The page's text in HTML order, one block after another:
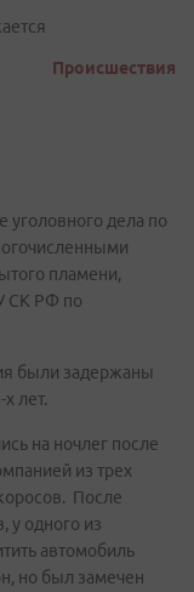
Происшествия
уголовного дела по
пламени,
СК РФ по
были задержаны
лет.
на ночлег после
из трех
После
у одного из
автомобиль
но был замечен